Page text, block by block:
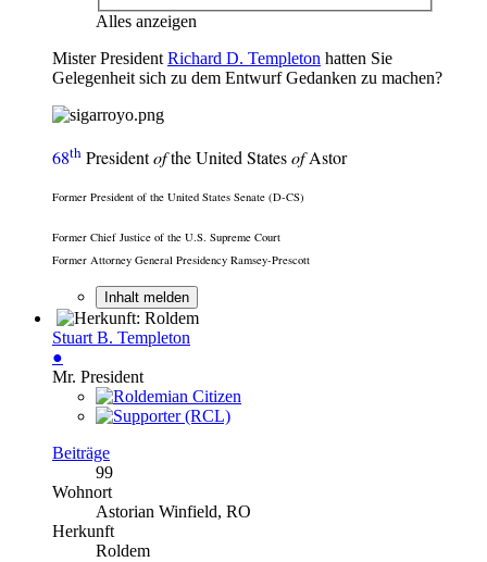
Alles anzeigen
Mister President Richard D. Templeton hatten Sie
Gelegenheit sich zu dem Entwurf Gedanken zu machen?
68th Presidentofthe United StatesofAstor
Former President of the United States Senate (D-CS)
Former Chief Justice of the U.S. Supreme Court
Former Attorney General Presidency Ramsey-Prescott
Inhalt melden
Stuart B. Templeton
●
Mr. President
Beiträge
99
Wohnort
Astorian Winfield, RO
Herkunft
Roldem